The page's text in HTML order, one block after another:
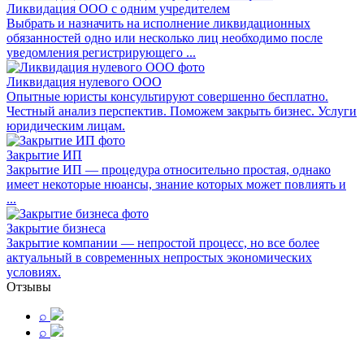
Ликвидация ООО с одним учредителем
Выбрать и назначить на исполнение ликвидационных
обязанностей одно или несколько лиц необходимо после
уведомления регистрирующего ...
Ликвидация нулевого ООО
Опытные юристы консультируют совершенно бесплатно.
Честный анализ перспектив. Поможем закрыть бизнес. Услуги
юридическим лицам.
Закрытие ИП
Закрытие ИП — процедура относительно простая, однако
имеет некоторые нюансы, знание которых может повлиять и
...
Закрытие бизнеса
Закрытие компании — непростой процесс, но все более
актуальный в современных непростых экономических
условиях.
Отзывы
⌕
⌕